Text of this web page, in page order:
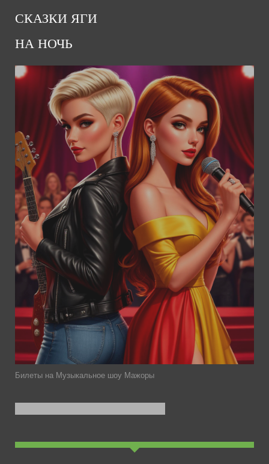
СКАЗКИ ЯГИ
НА НОЧЬ
Билеты на Музыкальное шоу Мажоры